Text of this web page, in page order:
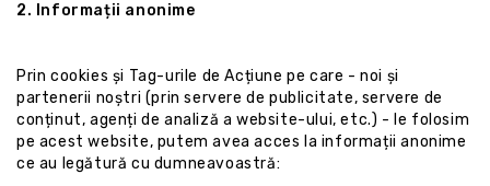
2. Informații anonime
Prin cookies și Tag-urile de Acțiune pe care - noi și
partenerii noștri (prin servere de publicitate, servere de
conținut, agenți de analiză a website-ului, etc.) - le folosim
pe acest website, putem avea acces la informații anonime
ce au legătură cu dumneavoastră: